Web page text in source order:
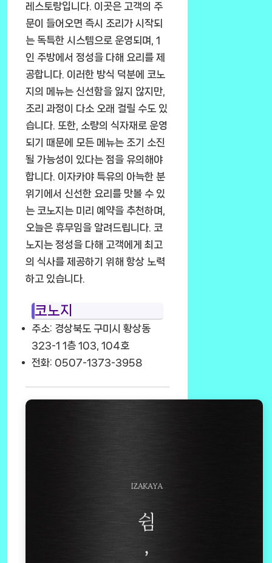
레스토랑입니다. 이곳은 고객의 주
문이 들어오면 즉시 조리가 시작되
는 독특한 시스템으로 운영되며, 1
인 주방에서 정성을 다해 요리를 제
공합니다. 이러한 방식 덕분에 코노
지의 메뉴는 신선함을 잃지 않지만,
조리 과정이 다소 오래 걸릴 수도 있
습니다. 또한, 소량의 식자재로 운영
되기 때문에 모든 메뉴는 조기 소진
될 가능성이 있다는 점을 유의해야
합니다. 이자카야 특유의 아늑한 분
위기에서 신선한 요리를 맛볼 수 있
는 코노지는 미리 예약을 추천하며,
오늘은 휴무임을 알려드립니다. 코
노지는 정성을 다해 고객에게 최고
의 식사를 제공하기 위해 항상 노력
하고 있습니다.
코노지
주소: 경상북도 구미시 황상동
323-1 1층 103, 104호
전화: 0507-1373-3958